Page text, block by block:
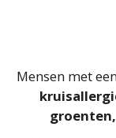
Mensen met